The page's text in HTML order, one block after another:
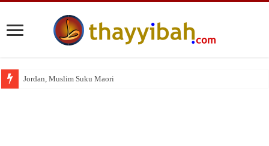
Jordan, Muslim Suku Maori